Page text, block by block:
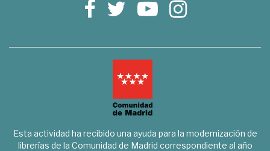
Esta actividad ha recibido una ayuda para la modernización de
librerías de la Comunidad de Madrid correspondiente al año